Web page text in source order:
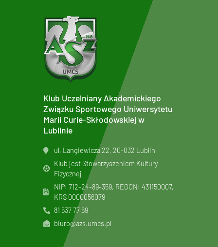
Klub Uczelniany Akademickiego
Związku Sportowego Uniwersytetu
Marii Curie-Skłodowskiej w
Lublinie
ul. Langiewicza 22, 20-032 Lublin
Klub jest Stowarzyszeniem Kultury
Fizycznej
NIP: 712-24-89-359, REGON: 431150007,
KRS 0000056079
81 537 77 69
biuro@azs.umcs.pl